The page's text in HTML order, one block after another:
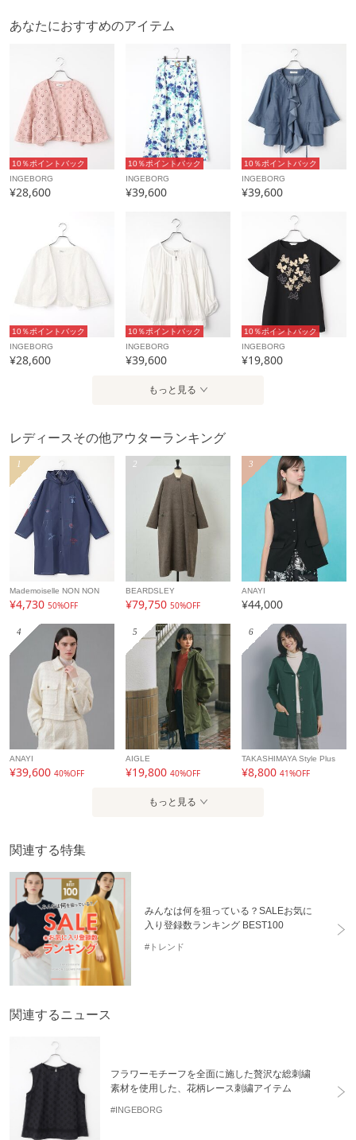
A2261FJ509
性別タイプ レディース
カテゴリ アウター その他アウター
素材 レーヨン55% ポリエステル45%
製造国 詳細は下記よりお問い合わせください
ギフト 可
あなたにおすすめのアイテム
10％ポイントバック
INGEBORG
¥28,600
10％ポイントバック
INGEBORG
¥39,600
10％ポイントバック
INGEBORG
¥39,600
10％ポイントバック
INGEBORG
¥28,600
10％ポイントバック
INGEBORG
¥39,600
10％ポイントバック
INGEBORG
¥19,800
もっと見る
レディースその他アウターランキング
1
Mademoiselle NON NON
¥4,730 50%OFF
2
BEARDSLEY
¥79,75050%OFF
3
ANAYI
¥44,000
4
ANAYI
¥39,600 40%OFF
5
AIGLE
¥19,80040%OFF
6
TAKASHIMAYA Style Plus
¥8,80041%OFF
もっと見る
関連する特集
みんなは何を狙っている？SALEお気に
入り登録数ランキング BEST100
#トレンド
関連するニュース
フラワーモチーフを全面に施した贅沢な総刺繍
素材を使用した、花柄レース刺繍アイテム
#INGEBORG